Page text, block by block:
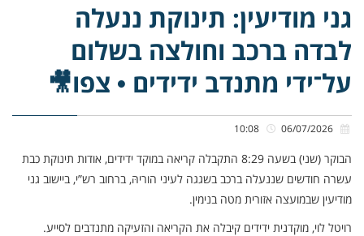
גני מודיעין: תינוקת ננעלה
לבדה ברכב וחולצה בשלום
על־ידי מתנדב ידידים • צפו🎥
הבוקר (שני) בשעה 8:29 התקבלה קריאה במוקד ידידים, אודות תינוקת כבת
עשרה חודשים שננעלה ברכב בשגגה לעיני הוריהּ, ברחוב רש”י, ביישוב גני
מודיעין שבמועצה אזורית מטה בנימין.
רויטל לוי, מוקדנית ידידים קיבלה את הקריאה והזעיקה מתנדבים לסייע.